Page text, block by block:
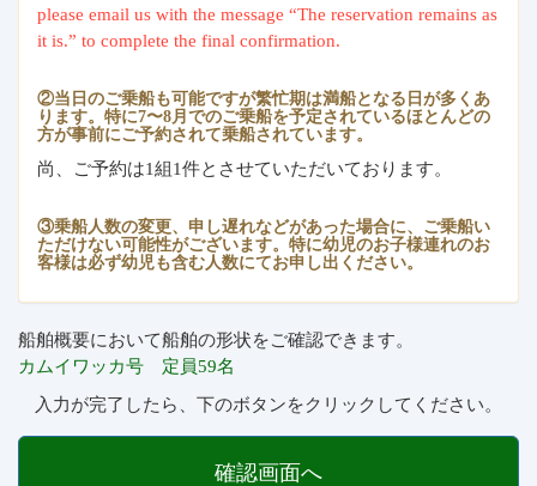
please email us with the message “The reservation remains as
it is.” to complete the final confirmation.
②当日のご乗船も可能ですが繁忙期は満船となる日が多くあ
ります。特に7〜8月でのご乗船を予定されているほとんどの
方が事前にご予約されて乗船されています。
尚、ご予約は1組1件とさせていただいております。
③乗船人数の変更、申し遅れなどがあった場合に、ご乗船い
ただけない可能性がございます。特に幼児のお子様連れのお
客様は必ず幼児も含む人数にてお申し出ください。
船舶概要において船舶の形状をご確認できます。
カムイワッカ号 定員59名
入力が完了したら、下のボタンをクリックしてください。
確認画面へ